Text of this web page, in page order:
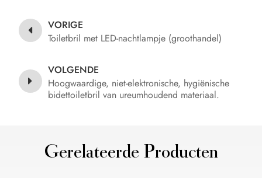
VORIGE
Toiletbril met LED-nachtlampje (groothandel)
VOLGENDE
Hoogwaardige, niet-elektronische, hygiënische
bidettoiletbril van ureumhoudend materiaal.
Gerelateerde Producten